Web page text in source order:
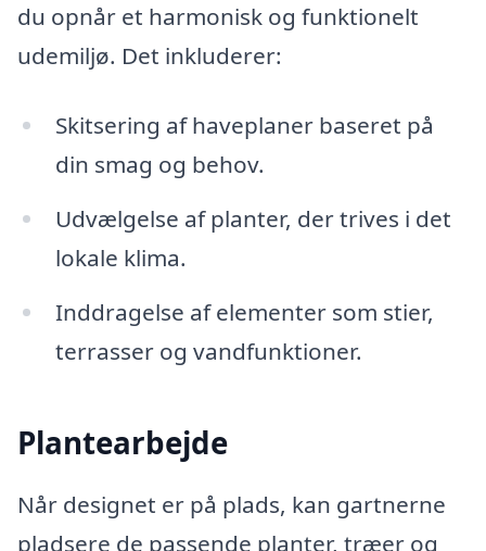
du opnår et harmonisk og funktionelt
udemiljø. Det inkluderer:
Skitsering af haveplaner baseret på
din smag og behov.
Udvælgelse af planter, der trives i det
lokale klima.
Inddragelse af elementer som stier,
terrasser og vandfunktioner.
Plantearbejde
Når designet er på plads, kan gartnerne
pladsere de passende planter, træer og